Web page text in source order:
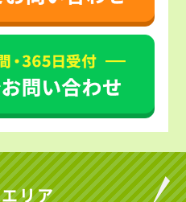
エリア